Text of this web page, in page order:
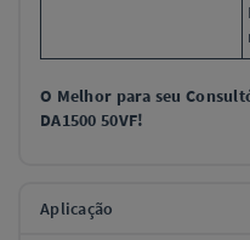
O Melhor para seu
DA1500 50VF!
Aplicação